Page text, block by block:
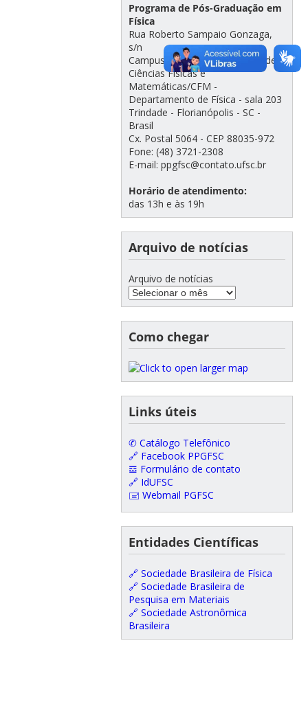
Programa de Pós-Graduação em
Física
Rua Roberto Sampaio Gonzaga,
s/n
Campus Universitário - Centro de
Ciências Físicas e
Matemáticas/CFM -
Departamento de Física - sala 203
Trindade - Florianópolis - SC -
Brasil
Cx. Postal 5064 - CEP 88035-972
Fone: (48) 3721-2308
E-mail: ppgfsc@contato.ufsc.br
Horário de atendimento:
das 13h e às 19h
Arquivo de notícias
Arquivo de notícias
Como chegar
Links úteis
✆ Catálogo Telefônico
🔗 Facebook PPGFSC
𝌕 Formulário de contato
🔗 IdUFSC
🖃 Webmail PGFSC
Entidades Científicas
🔗 Sociedade Brasileira de Física
🔗 Sociedade Brasileira de
Pesquisa em Materiais
🔗 Sociedade Astronômica
Brasileira